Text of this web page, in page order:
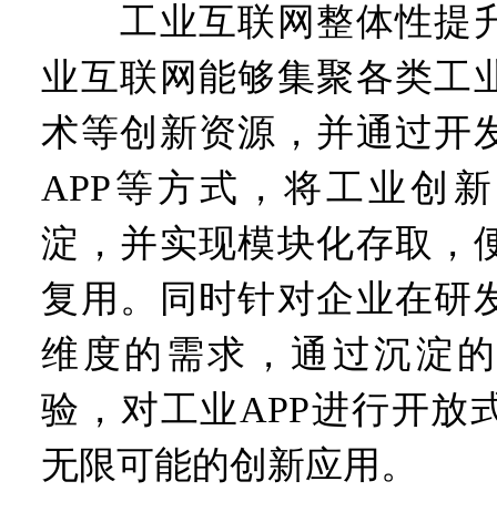
工业互联网整体性提
业互联网能够集聚各类工
术等创新资源，并通过开
APP等方式，将工业创
淀，并实现模块化存取，
复用。同时针对企业在研
维度的需求，通过沉淀
验，对工业APP进行开放
无限可能的创新应用。